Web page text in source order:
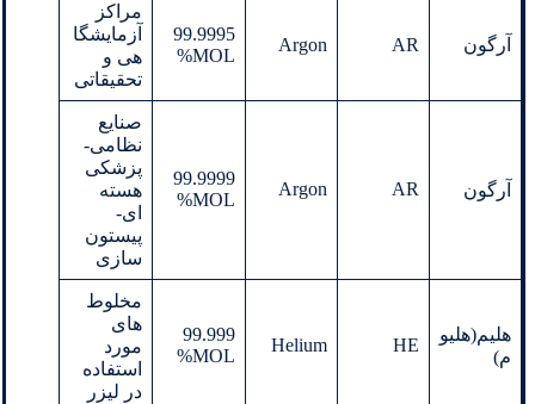
آرگون AR
Argon
MOL%
مراکز
آزمایشگا
هی و
تحقیقاتی
آرگون AR
Argon
99.9999
MOL%
صنایع
نظامی-
پزشکی
هسته
ای-
پیستون
سازی
هلیم(هلیو
م)
HE
Helium
99.999
MOL%
مخلوط
های
مورد
استفاده
در لیزر